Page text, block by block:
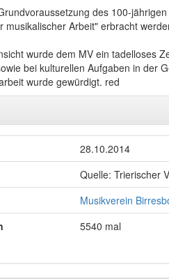
des 100-
musikalischer Arbeit" erbracht
wurde dem MV ein tadelloses
bei kulturellen Aufgaben in der
wurde gewürdigt. red
28.10.2014
Quelle: Trierischer
Musikverein
5540 mal